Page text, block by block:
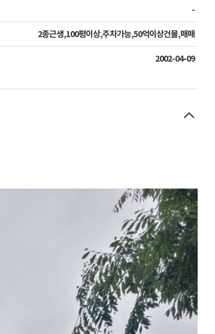
-
2종근생,100평이상,주차가능,50억이상건물,매매
2002-04-09